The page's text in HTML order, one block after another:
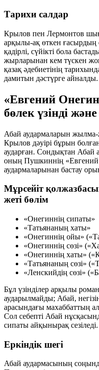
Тарихи салдар
Крылов пен Лермонтов
арқылы-ақ өткен
қадірлі, сүйікті бола
жырларынан кем түскен
қазақ әдебиетінің
дамитын дәстүрге айналды.
«Евгений
бөлек үзінді
Абай аудармаларын
Крылов дәуірі бұрын
аударған. Сондықтан Абай
оның Пушкиннің
аудармаларынан бастау
Мұрсейіт
жеті бөлім
«Онегиннің сипаты»
«Татьянаның хаты»
«Онегиннің ойы»
«Онегиннің сөзі»
«Онегиннің хаты»
«Татьянаның сөзі»
«Ленскийдің сөзі»
Бұл үзінділер арқылы
аударылмайды; Абай,
арасындағы махаббаттың
Сол себепті Абай
сипаты айқынырақ сезіледі.
Еркіндік шегі
Абай аудармасының